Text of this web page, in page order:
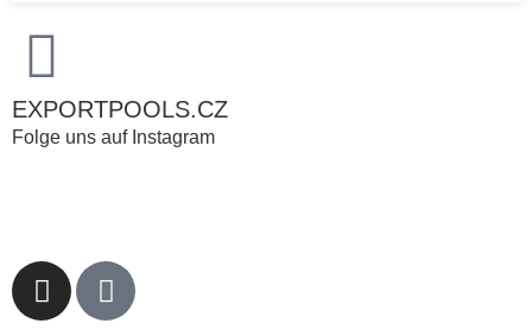
EXPORTPOOLS.CZ
Folge uns auf Instagram